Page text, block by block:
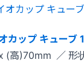
カップ キュー
高)70mm ／ 形